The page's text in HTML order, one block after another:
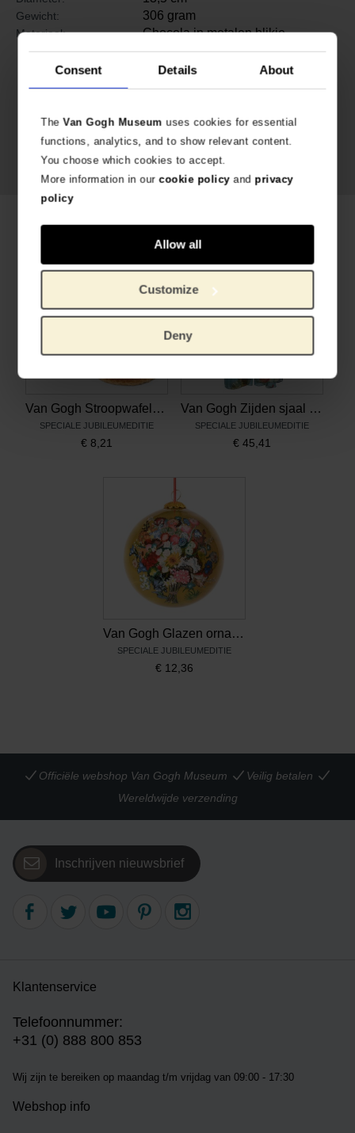
Consent Details About
TheVan Gogh Museum uses cookies for essential
functions, analytics, and to show relevant content.
You choose which cookies to accept.
More information in ourcookie policyand privacy
policy
Allow all
Customize
Deny
Gewicht: 306 gram
Materiaal: Chocola in metalen blikje
Gerelateerde producten
Van Gogh Stroopwafels in blik Vincents bloemen
SPECIALE JUBILEUMEDITIE
€ 8,21
Van Gogh Zijden sjaal Vincents bloemen
SPECIALE JUBILEUMEDITIE
€ 45,41
Van Gogh Glazen ornament Vincents bloemen
SPECIALE JUBILEUMEDITIE
€ 12,36
Officiële webshop Van Gogh Museum
Veilig betalen
Wereldwijde verzending
Inschrijven nieuwsbrief
Klantenservice
Telefoonnummer:
+31 (0) 888 800 853
Wij zijn te bereiken op maandag t/m vrijdag van 09:00 - 17:30
Webshop info